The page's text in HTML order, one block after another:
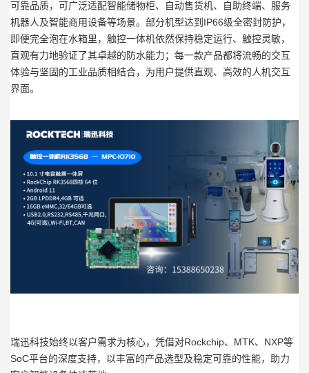
可靠品质，可广泛适配智能储物柜、自动售货机、自助终端、服务
机器人及智能商用设备等场景。部分机型达到IP66级全密封防护，
即便完全泡在水箱里，触控一体机依然保持稳定运行、触控灵敏，
直观有力地验证了其卓越的防水能力；每一款产品都将流畅的交互
体验与坚固的工业品质相结合，为用户提供直观、高效的人机交互
界面。
瑞迅科技始终以客户需求为核心，凭借对Rockchip、MTK、NXP等
SoC平台的深度支持，以丰富的产品选型及稳定可靠的性能，助力